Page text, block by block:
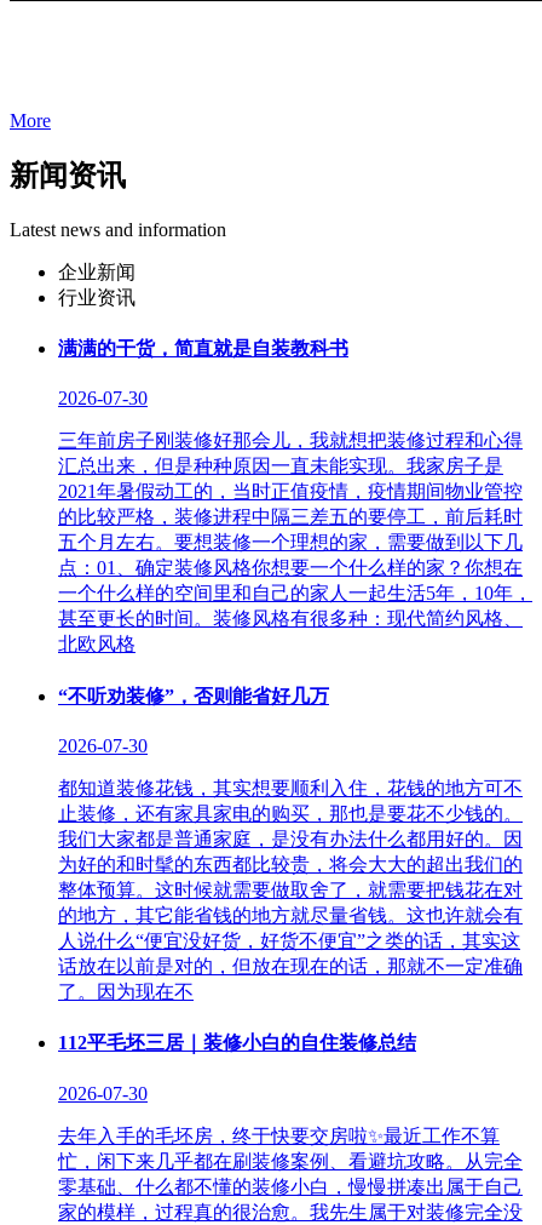
More
新闻资讯
Latest news and information
企业新闻
行业资讯
满满的干货，简直就是自装教科书
2026-07-30
三年前房子刚装修好那会儿，我就想把装修过程和心得
汇总出来，但是种种原因一直未能实现。我家房子是
2021年暑假动工的，当时正值疫情，疫情期间物业管控
的比较严格，装修进程中隔三差五的要停工，前后耗时
五个月左右。要想装修一个理想的家，需要做到以下几
点：01、确定装修风格你想要一个什么样的家？你想在
一个什么样的空间里和自己的家人一起生活5年，10年，
甚至更长的时间。装修风格有很多种：现代简约风格、
北欧风格
“不听劝装修”，否则能省好几万
2026-07-30
都知道装修花钱，其实想要顺利入住，花钱的地方可不
止装修，还有家具家电的购买，那也是要花不少钱的。
我们大家都是普通家庭，是没有办法什么都用好的。因
为好的和时髦的东西都比较贵，将会大大的超出我们的
整体预算。这时候就需要做取舍了，就需要把钱花在对
的地方，其它能省钱的地方就尽量省钱。这也许就会有
人说什么“便宜没好货，好货不便宜”之类的话，其实这
话放在以前是对的，但放在现在的话，那就不一定准确
了。因为现在不
112平毛坯三居｜装修小白的自住装修总结
2026-07-30
去年入手的毛坯房，终于快要交房啦✨最近工作不算
忙，闲下来几乎都在刷装修案例、看避坑攻略。从完全
零基础、什么都不懂的装修小白，慢慢拼凑出属于自己
家的模样，过程真的很治愈。我先生属于对装修完全没